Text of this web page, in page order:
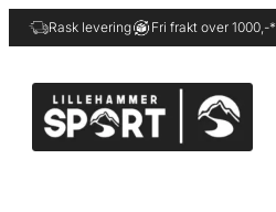
Hopp
til
Rask levering Fri frakt over 1000,-*